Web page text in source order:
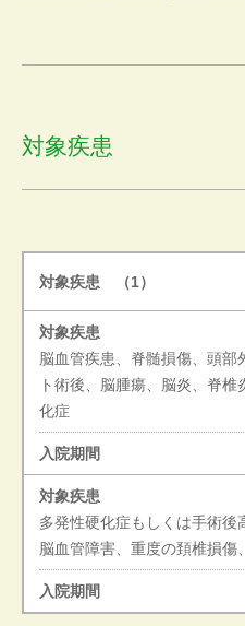
対象疾患
（1）
脳血管疾患、脊髄損傷、頭
ト術後、脳腫瘍、脳炎、脊
化症
多発性硬化症もしくは手術後
脳血管障害、重度の頚椎損